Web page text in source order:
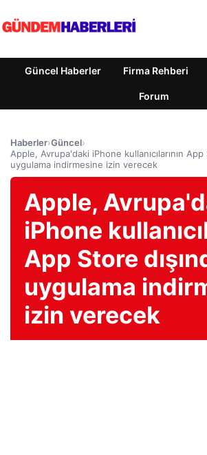
Güncel Haberler Firma Rehberi
Forum
Haberler›Güncel›
Apple, Avrupa'daki iPhone kullanıcılarının App
uygulama indirmesine izin verecek
Apple,
iPhone
App Store
uygulama
izin verecek